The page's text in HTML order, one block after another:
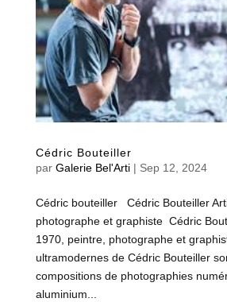
Cédric Bouteiller
par Galerie Bel'Arti| Sep 12, 2024
Cédric bouteiller Cédric Bouteiller
photographe et graphiste Cédric
1970, peintre, photographe et
ultramodernes de Cédric Bouteiller
compositions de photographies
aluminium...